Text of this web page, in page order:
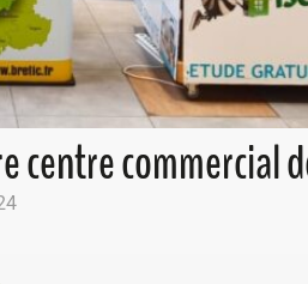
centre commercial